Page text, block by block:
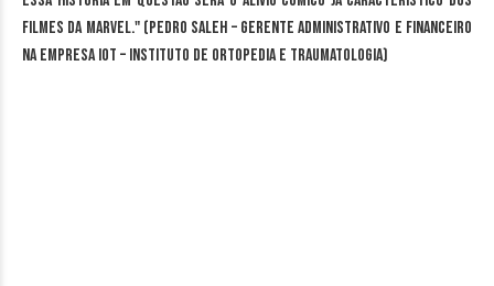
filmes da Marvel." (Pedro Saleh – Gerente Administrativo e Financeiro
na empresa IOT – Instituto De Ortopedia e Traumatologia)